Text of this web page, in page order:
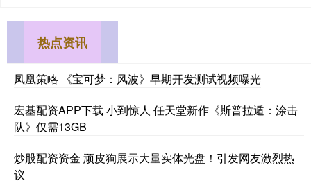
热点资讯
凤凰策略 《宝可梦：风波》早期开发测试视频曝光
宏基配资APP下载 小到惊人 任天堂新作《斯普拉遁：涂击
队》仅需13GB
炒股配资资金 顽皮狗展示大量实体光盘！引发网友激烈热
议